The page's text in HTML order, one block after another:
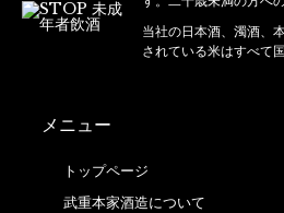
当社の日本酒、濁酒、
されている米はすべて
メニュー
トップページ
武重本家酒造について